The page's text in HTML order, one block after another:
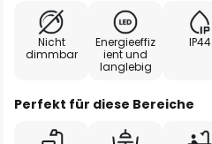
Nicht
dimmbar
Energieeffiz
ient und
langlebig
IP44
Perfekt für diese Bereiche